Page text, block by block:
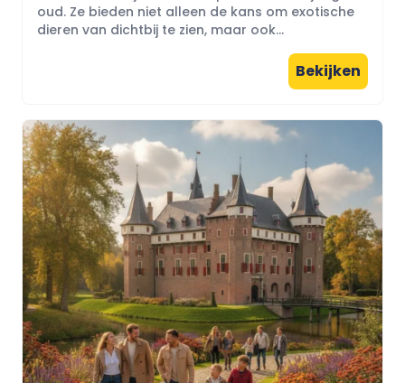
oud. Ze bieden niet alleen de kans om exotische
dieren van dichtbij te zien, maar ook...
Bekijken